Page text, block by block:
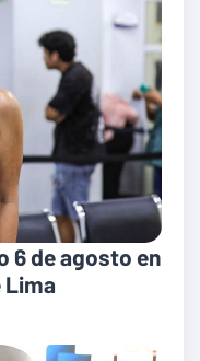
6 de agosto en
Lima